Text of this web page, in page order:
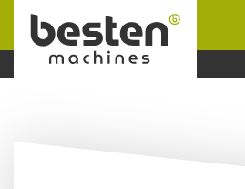
Naar hoofdinhoud